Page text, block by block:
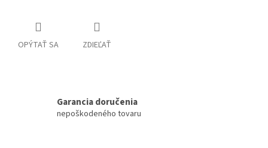
OPÝTAŤ SA ZDIEĽAŤ
Garancia doručenia
nepoškodeného tovaru